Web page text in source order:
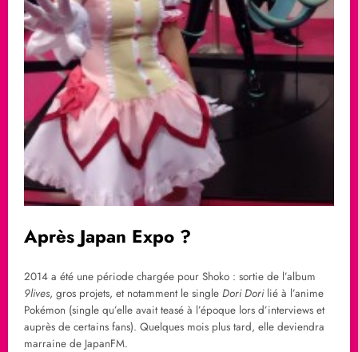
Après Japan Expo ?
2014 a été une période chargée pour Shoko : sortie de l’album
9lives, gros projets, et notamment le single Dori Dorilié à l’anime
Pokémon (single qu’elle avait teasé à l’époque lors d’interviews et
auprès de certains fans). Quelques mois plus tard, elle deviendra
marraine de JapanFM.